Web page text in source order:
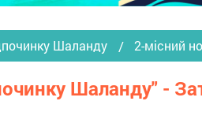
Шаланду 2-місний
Шаланду" -